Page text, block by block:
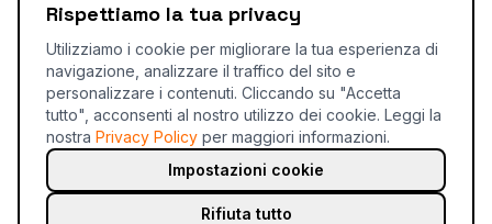
Rispettiamo la tua privacy
Utilizziamo i cookie per migliorare la tua esperienza di
navigazione, analizzare il traffico del sito e
personalizzare i contenuti. Cliccando su "Accetta
tutto", acconsenti al nostro utilizzo dei cookie. Leggi la
nostra Privacy Policy per maggiori informazioni.
Impostazioni cookie
Rifiuta tutto